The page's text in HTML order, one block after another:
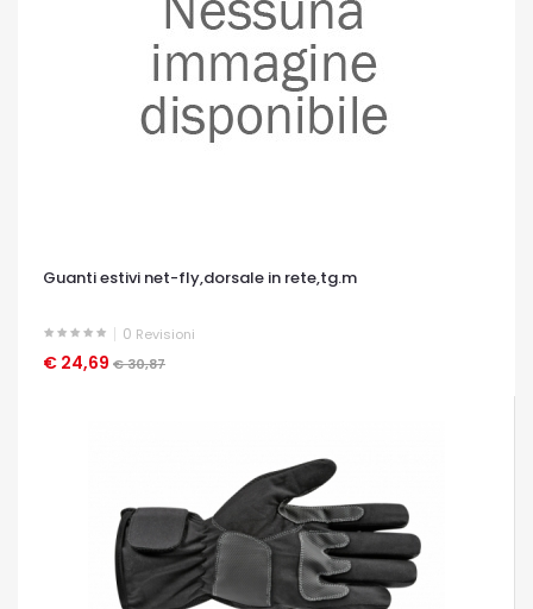
Guanti estivi net-fly,dorsale in rete,tg.m
0 Revisioni
€ 24,69 € 30,87
OCCHIATA VELOCE